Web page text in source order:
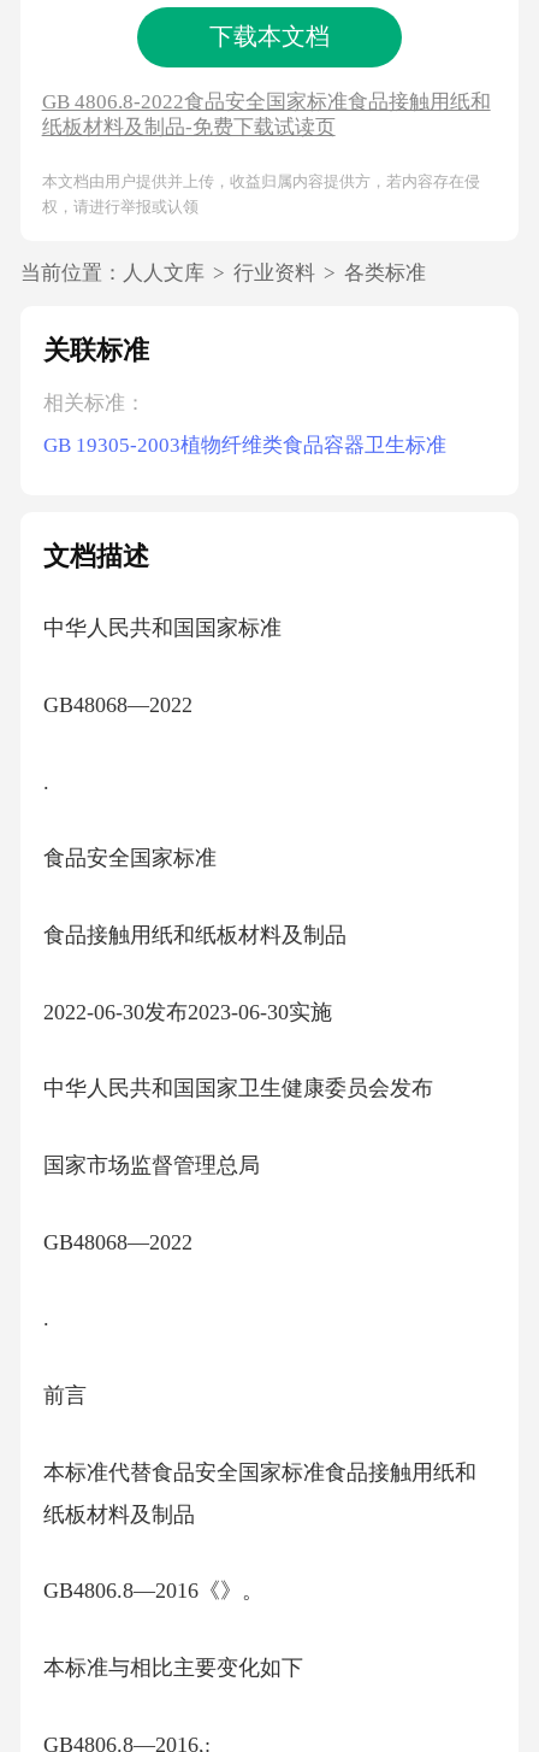
下载本文档
GB 4806.8-2022食品安全国家标准食品接触用纸和
纸板材料及制品-免费下载试读页
本文档由用户提供并上传，收益归属内容提供方，若内容存在侵
权，请进行举报或认领
当前位置： 人人文库 > 行业资料 > 各类标准
关联标准
相关标准：
GB 19305-2003植物纤维类食品容器卫生标准
文档描述
中华人民共和国国家标准
GB48068—2022
.
食品安全国家标准
食品接触用纸和纸板材料及制品
2022-06-30发布2023-06-30实施
中华人民共和国国家卫生健康委员会发布
国家市场监督管理总局
GB48068—2022
.
前言
本标准代替食品安全国家标准食品接触用纸和
纸板材料及制品
GB4806.8—2016《》。
本标准与相比主要变化如下
GB4806.8—2016,: